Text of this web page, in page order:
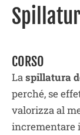
CORSO
La spillatura
perché, se
valorizza al
incrementare